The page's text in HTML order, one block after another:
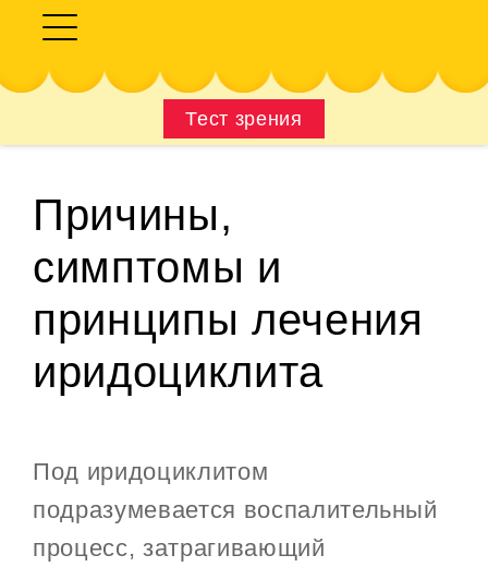
Тест зрения
Причины,
симптомы и
принципы лечения
иридоциклита
Под иридоциклитом
подразумевается воспалительный
процесс, затрагивающий